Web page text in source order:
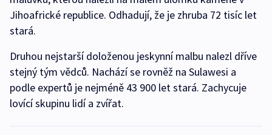
Jihoafrické republice. Odhadují, že je zhruba 72 tisíc let
stará.
Druhou nejstarší doloženou jeskynní malbu nalezl dříve
stejný tým vědců. Nachází se rovněž na Sulawesi a
podle expertů je nejméně 43 900 let stará. Zachycuje
lovící skupinu lidí a zvířat.